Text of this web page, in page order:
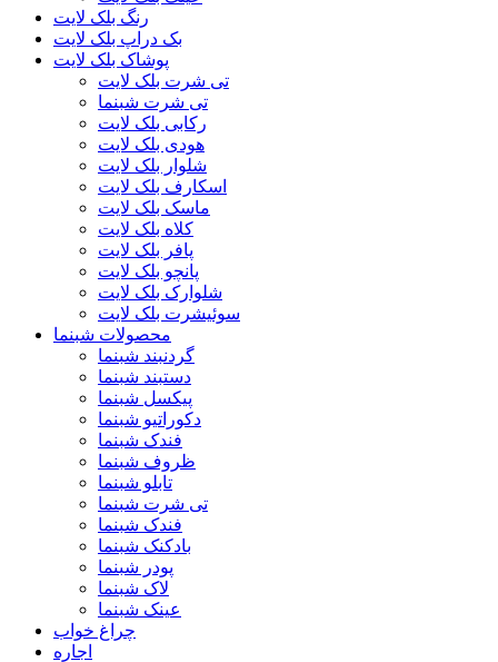
رنگ بلک لایت
بک دراپ بلک لایت
پوشاک بلک لایت
تی شرت بلک لایت
تی شرت شبنما
رکابی بلک لایت
هودی بلک لایت
شلوار بلک لایت
اسکارف بلک لایت
ماسک بلک لایت
کلاه بلک لایت
پافر بلک لایت
پانچو بلک لایت
شلوارک بلک لایت
سوئیشرت بلک لایت
محصولات شبنما
گردنبند شبنما
دستبند شبنما
پیکسل شبنما
دکوراتیو شبنما
فندک شبنما
ظروف شبنما
تابلو شبنما
تی شرت شبنما
فندک شبنما
بادکنک شبنما
پودر شبنما
لاک شبنما
عینک شبنما
چراغ خواب
اجاره